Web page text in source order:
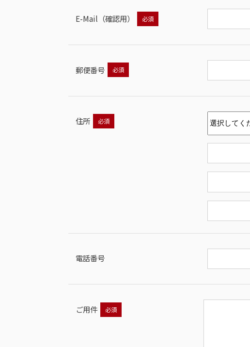
E-Mail （確認用）
郵便番号
住所
電話番号
ご用件